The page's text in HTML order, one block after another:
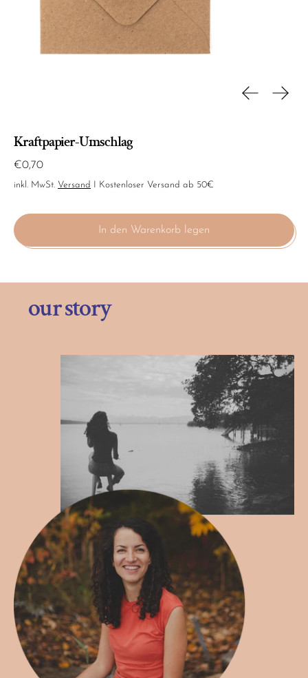
Vorherige
Kraftpapier-Umschlag
Normaler Preis
€0,70
inkl. MwSt. Versand I Kostenloser Versand ab 50€
In den Warenkorb legen
our story